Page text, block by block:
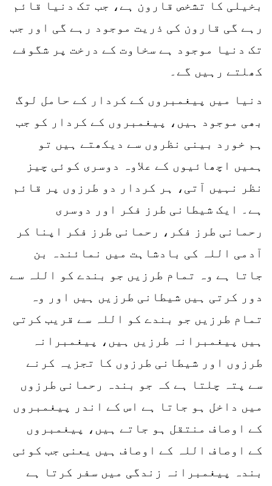
بخیلی کا تشخص قارون ہے، جب تک دنیا قائم
رہے گی قارون کی ذریت موجود رہے گی اور جب
تک دنیا موجود ہے سخاوت کے درخت پر شگوفے
کھلتے رہیں گے۔
دنیا میں پیغمبروں کے کردار کے حامل لوگ
بھی موجود ہیں، پیغمبروں کے کردار کو جب
ہم خورد بینی نظروں سے دیکھتے ہیں تو
ہمیں اچھائیوں کے علاوہ دوسری کوئی چیز
نظر نہیں آتی، ہر کردار دو طرزوں پر قائم
ہے۔ ایک شیطانی طرز فکر اور دوسری
رحمانی طرز فکر، رحمانی طرز فکر اپنا کر
آدمی اللہ کی بادشاہت میں نمائندہ بن
جاتا ہے وہ تمام طرزیں جو بندے کو اللہ سے
دور کرتی ہیں شیطانی طرزیں ہیں اور وہ
تمام طرزیں جو بندے کو اللہ سے قریب کرتی
ہیں پیغمبرانہ طرزیں ہیں، پیغمبرانہ
طرزوں اور شیطانی طرزوں کا تجزیہ کرنے
سے پتہ چلتا ہے کہ جو بندہ رحمانی طرزوں
میں داخل ہو جاتا ہے اس کے اندر پیغمبروں
کے اوصاف منتقل ہو جاتے ہیں، پیغمبروں
کے اوصاف اللہ کے اوصاف ہیں یعنی جب کوئی
بندہ پیغمبرانہ زندگی میں سفر کرتا ہے